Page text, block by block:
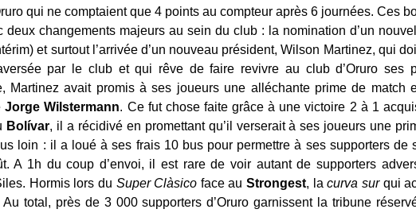
qui ne comptaient que 4 points au compteur après 6 journées. Ces
changements majeurs au sein du club : la nomination d’un
et surtout l’arrivée d’un nouveau président, Wilson Martinez, qui
par le club et qui rêve de faire revivre au club d’Oruro ses
Martinez avait promis à ses joueurs une alléchante prime de match
Jorge Wilstermann. Ce fut chose faite grâce à une victoire 2 à 1
Bolívar, il a récidivé en promettant qu’il verserait à ses joueurs une
loin : il a loué à ses frais 10 bus pour permettre à ses supporters de
A 1h du coup d’envoi, il est rare de voir autant de supporters
Hormis lors du Super Clàsico face auStrongest, lacurva surqui
total, près de 3 000 supporters d’Oruro garnissent la tribune